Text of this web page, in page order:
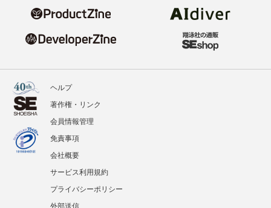
ヘルプ
著作権・リンク
会員情報管理
免責事項
会社概要
サービス利用規約
プライバシーポリシー
外部送信